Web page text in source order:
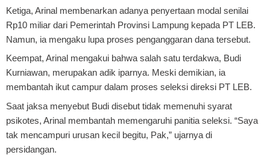
Ketiga, Arinal membenarkan adanya penyertaan modal senilai
Rp10 miliar dari Pemerintah Provinsi Lampung kepada PT LEB.
Namun, ia mengaku lupa proses penganggaran dana tersebut.
Keempat, Arinal mengakui bahwa salah satu terdakwa, Budi
Kurniawan, merupakan adik iparnya. Meski demikian, ia
membantah ikut campur dalam proses seleksi direksi PT LEB.
Saat jaksa menyebut Budi disebut tidak memenuhi syarat
psikotes, Arinal membantah memengaruhi panitia seleksi. “Saya
tak mencampuri urusan kecil begitu, Pak,” ujarnya di
persidangan.